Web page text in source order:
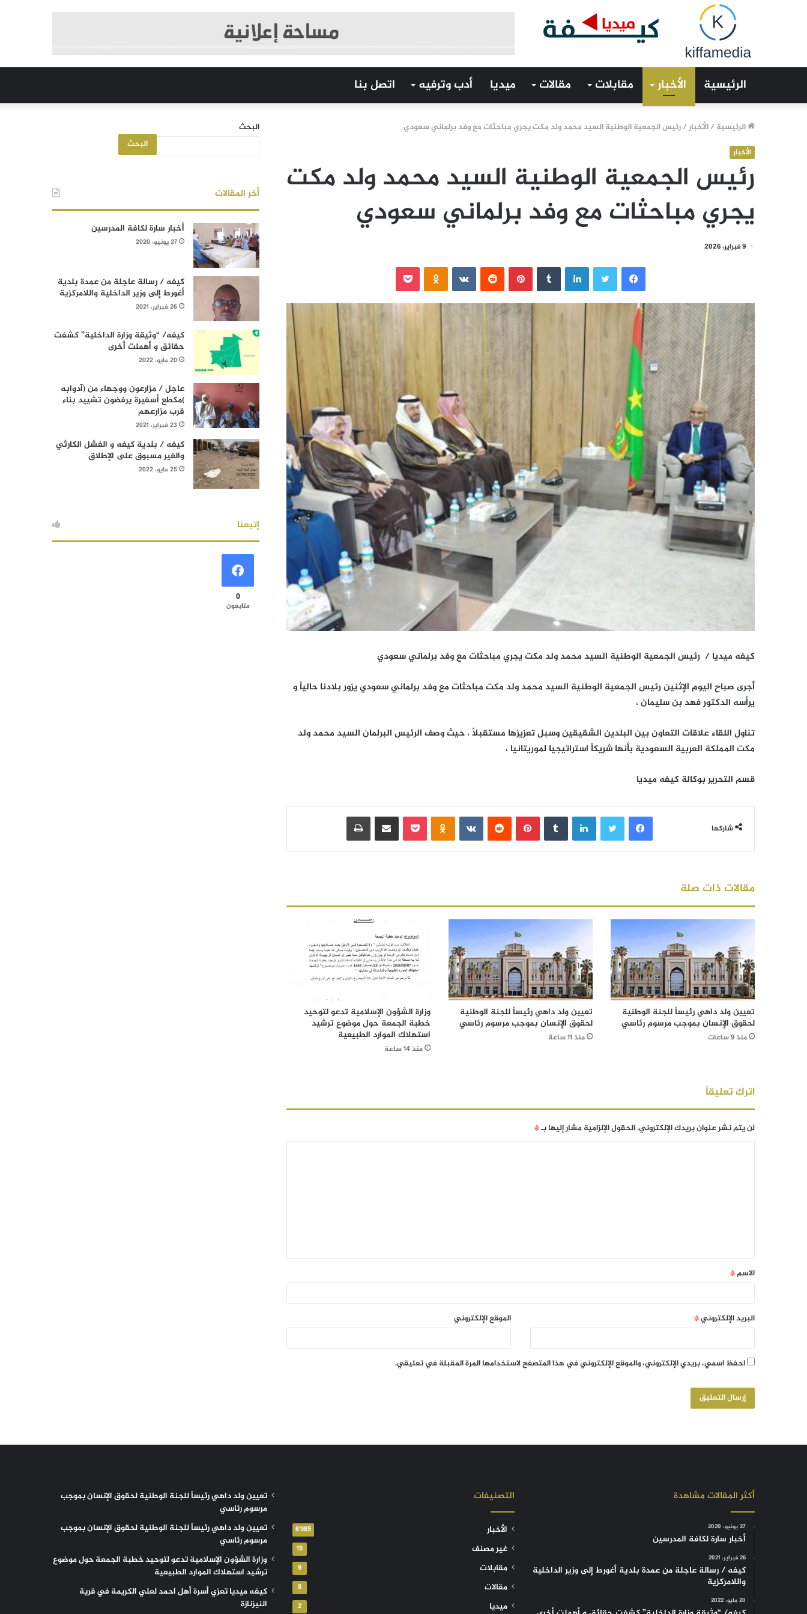
الرئيسية الأخبار مقابلات مقالات ميديا أدب وترفيه اتصل بنا
الرئيسية /الأخبار/رئيس الجمعية الوطنية السيد محمد ولد مكت يجري مباحثات مع وفد برلماني سعودي
الأخبار
رئيس الجمعية الوطنية السيد محمد ولد مكت
يجري مباحثات مع وفد برلماني سعودي
9 فبراير، 2026
فيسبوك لينكدإن بينتيريست
كيفه ميديا / رئيس الجمعية الوطنية السيد محمد ولد مكت يجري مباحثات مع وفد برلماني سعودي
أجرى صباح اليوم الإثنين رئيس الجمعية الوطنية السيد محمد ولد مكت مباحثات مع وفد برلماني سعودي يزور بلادنا حالياً و
يرأسه الدكتور فهد بن سليمان ،
تناول اللقاء علاقات التعاون بين البلدين الشقيقين وسبل تعزيزها مستقبلاً ، حيث وصف الرئيس البرلمان السيد محمد ولد
مكت المملكة العربية السعودية بأنها شريكاً استراتيجيا لموريتانيا ،
قسم التحرير بوكالة كيفه ميديا
شاركها
فيسبوك لينكدإن بينتيريست بوكيت مشاركة عبر البريد
مقالات ذات صلة
تعيين ولد داهي رئيساً للجنة الوطنية
لحقوق الإنسان بموجب مرسوم رئاسي
منذ 9 ساعات
تعيين ولد داهي رئيساً للجنة الوطنية
لحقوق الإنسان بموجب مرسوم رئاسي
منذ 11 ساعة
وزارة الشؤون الإسلامية تدعو لتوحيد
خطبة الجمعة حول موضوع ترشيد
استهلاك الموارد الطبيعية
منذ 14 ساعة
اترك تعليقاً
لن يتم نشر عنوان بريدك الإلكتروني.الحقول الإلزامية مشار إليها بـ*
الاسم*
البريد الإلكتروني* الموقع الإلكتروني
احفظ اسمي، بريدي الإلكتروني، والموقع الإلكتروني في هذا المتصفح لاستخدامها المرة المقبلة في تعليقي.
البحث
البحث
أخر المقالات
أخبار سارة لكافة المدرسين
27 يونيو، 2020
كيفه / رسالة عاجلة من عمدة بلدية
أغورط إلى وزير الداخلية واللامركزية
26 فبراير، 2021
كيفه/ “وثيقة وزارة الداخلية” كشفت
حقائق و أهملت أخرى
20 مايو، 2022
عاجل / مزارعون ووجهاء من (آدوابه
)مكطع أسفيرة يرفضون تشييد بناء
قرب مزارعهم
23 فبراير، 2021
كيفه / بلدية كيفه و الفشل الكارثي
والغير مسبوق على الإطلاق
25 مايو، 2022
إتبعنا
0
متابعون
أكثر المقالات مشاهدة
27 يونيو، 2020
أخبار سارة لكافة المدرسين
26 فبراير، 2021
كيفه / رسالة عاجلة من عمدة بلدية أغورط إلى وزير الداخلية
واللامركزية
20 مايو، 2022
التصنيفات
الأخبار 6٬985
غير مصنف 15
مقابلات 9
مقالات 8
ميديا 2
تعيين ولد داهي رئيساً للجنة الوطنية لحقوق الإنسان بموجب
مرسوم رئاسي
تعيين ولد داهي رئيساً للجنة الوطنية لحقوق الإنسان بموجب
مرسوم رئاسي
وزارة الشؤون الإسلامية تدعو لتوحيد خطبة الجمعة حول موضوع
ترشيد استهلاك الموارد الطبيعية
كيفه ميديا تعزي أسرة أهل احمد لعلي الكريمة في قرية
النيزنازة